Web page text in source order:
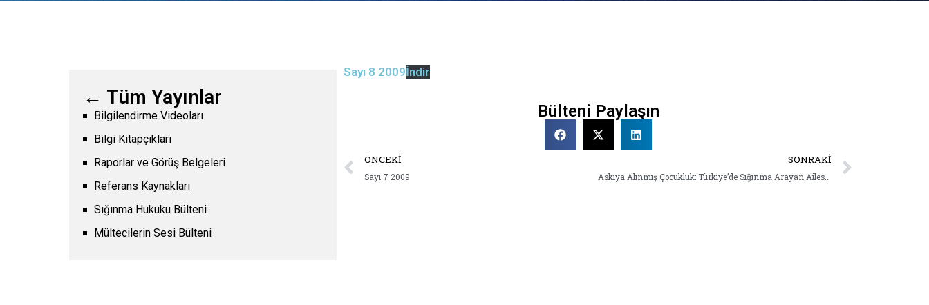
← Tüm Yayınlar
Bilgilendirme Videoları
Bilgi Kitapçıkları
Raporlar ve Görüş Belgeleri
Referans Kaynakları
Sığınma Hukuku Bülteni
Mültecilerin Sesi Bülteni
Sayı 8 2009İndir
Bülteni Paylaşın
ÖNCEKI
Sayı 7 2009
SONRAKI